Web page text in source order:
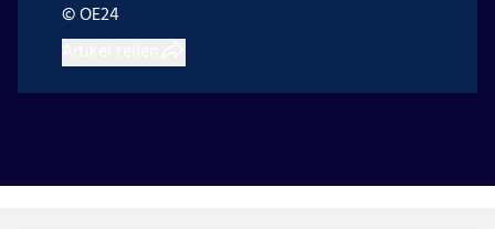
© OE24